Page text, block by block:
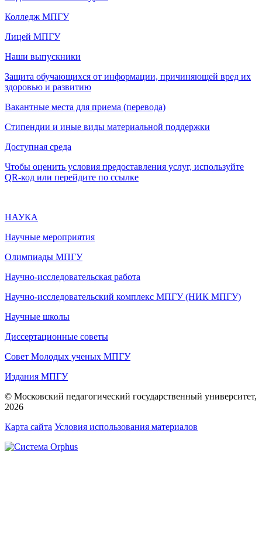
Колледж МПГУ
Лицей МПГУ
Наши выпускники
Защита обучающихся от информации, причиняющей вред их
здоровью и развитию
Вакантные места для приема (перевода)
Стипендии и иные виды материальной поддержки
Доступная среда
Чтобы оценить условия предоставления услуг, используйте
QR-код или перейдите по ссылке
НАУКА
Научные мероприятия
Олимпиады МПГУ
Научно-исследовательская работа
Научно-исследовательский комплекс МПГУ (НИК МПГУ)
Научные школы
Диссертационные советы
Совет Молодых ученых МПГУ
Издания МПГУ
© Московский педагогический государственный университет,
2026
Карта сайта Условия использования материалов